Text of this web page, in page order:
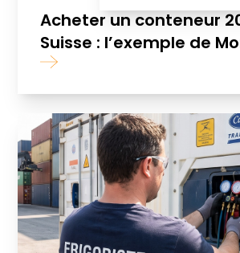
Acheter un conteneur
Suisse : l’exemple de